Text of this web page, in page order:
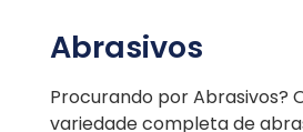
Abrasivos
Procurando por Abrasivos?
variedade completa de